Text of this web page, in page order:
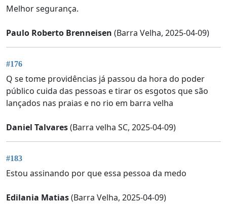
Melhor segurança.
Paulo Roberto Brenneisen (Barra Velha, 2025-04-09)
#176
Q se tome providências já passou da hora do poder
público cuida das pessoas e tirar os esgotos que são
lançados nas praias e no rio em barra velha
Daniel Talvares(Barra velha SC, 2025-04-09)
#183
Estou assinando por que essa pessoa da medo
Edilania Matias(Barra Velha, 2025-04-09)